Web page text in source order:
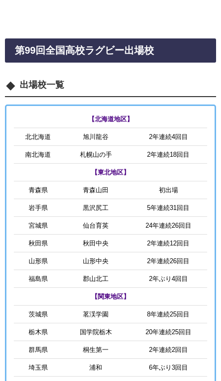
第99回全国高校ラグビー出場校
出場校一覧
【北海道地区】
北北海道 旭川龍谷 2年連続4回目
南北海道 札幌山の手 2年連続18回目
【東北地区】
青森県 青森山田 初出場
岩手県 黒沢尻工 5年連続31回目
宮城県 仙台育英 24年連続26回目
秋田県 秋田中央 2年連続12回目
山形県 山形中央 2年連続26回目
福島県 郡山北工 2年ぶり4回目
【関東地区】
茨城県 茗渓学園 8年連続25回目
栃木県 国学院栃木 20年連続25回目
群馬県 桐生第一 2年連続2回目
埼玉県 浦和 6年ぶり3回目